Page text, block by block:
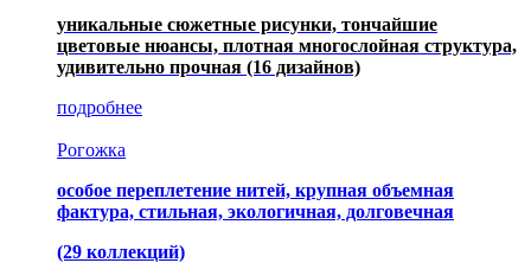
уникальные сюжетные рисунки, тончайшие
цветовые нюансы, плотная многослойная структура,
удивительно прочная (16 дизайнов)
подробнее
Рогожка
особое переплетение нитей, крупная объемная
фактура, стильная, экологичная, долговечная
(29 коллекций)